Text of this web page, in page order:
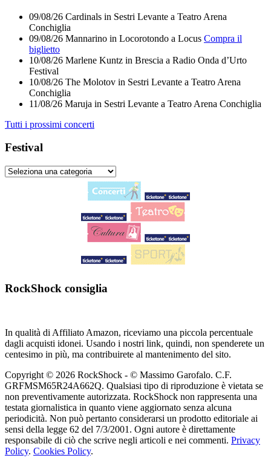
09/08/26 Cardinals in Sestri Levante a Teatro Arena
Conchiglia
09/08/26 Mannarino in Locorotondo a Locus Compra il
biglietto
10/08/26 Marlene Kuntz in Brescia a Radio Onda d’Urto
Festival
10/08/26 The Molotov in Sestri Levante a Teatro Arena
Conchiglia
11/08/26 Maruja in Sestri Levante a Teatro Arena Conchiglia
Tutti i prossimi concerti
Festival
RockShock consiglia
In qualità di Affiliato Amazon, riceviamo una piccola percentuale
dagli acquisti idonei. Usando i nostri link, quindi, non spenderete un
centesimo in più, ma contribuirete al mantenimento del sito.
Copyright © 2026 RockShock - © Massimo Garofalo. C.F.
GRFMSM65R24A662Q. Qualsiasi tipo di riproduzione è vietata se
non preventivamente autorizzata. RockShock non rappresenta una
testata giornalistica in quanto viene aggiornato senza alcuna
periodicità. Non può pertanto considerarsi un prodotto editoriale ai
sensi della legge 62 del 7/3/2001. Ogni autore è direttamente
responsabile di ciò che scrive negli articoli e nei commenti. Privacy
Policy. Cookies Policy.